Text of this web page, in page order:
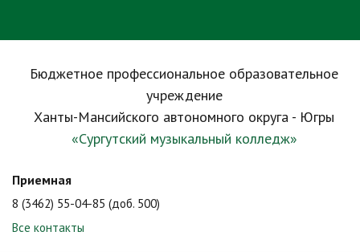
Бюджетное профессиональное образовательное
учреждение
Ханты-Мансийского автономного округа - Югры
«Сургутский музыкальный колледж»
Приемная
8 (3462) 55-04-85 (доб. 500)
Все контакты